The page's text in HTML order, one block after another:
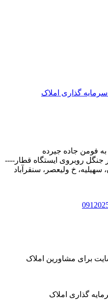
به فومن جاده جیرده
جنگل روبروی ایستگاه قطار----
برای مشاورین املاک
گذاری املاک